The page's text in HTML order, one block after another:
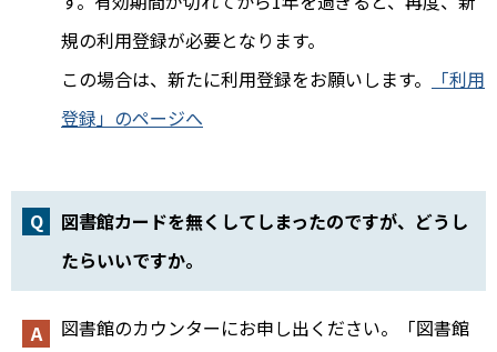
規の利用登録が必要となります。
この場合は、新たに利用登録をお願いします。
「利用
登録」のページへ
図書館カードを無くしてしまったのですが、どうし
たらいいですか。
図書館のカウンターにお申し出ください。「図書館